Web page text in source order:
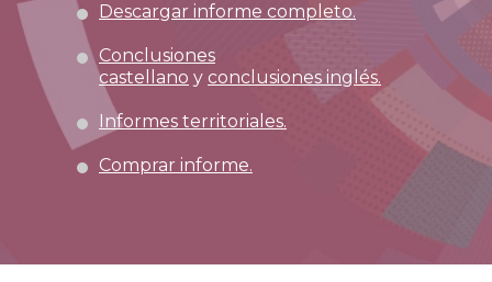
Descargar informe completo.
Conclusiones
castellano y conclusiones inglés.
Informes territoriales.
Comprar informe.